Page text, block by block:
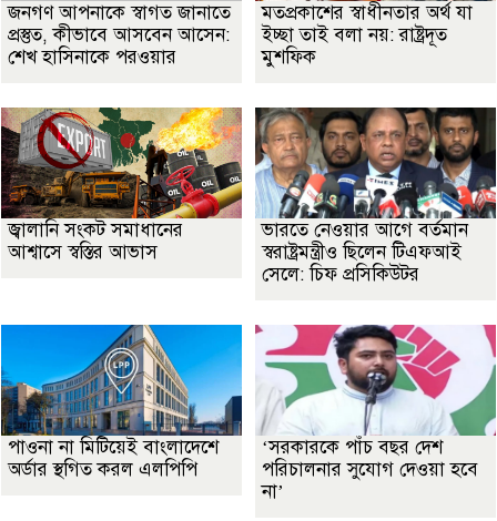
জনগণ আপনাকে স্বাগত জানাতে
প্রস্তুত, কীভাবে আসবেন আসেন:
শেখ হাসিনাকে পরওয়ার
মতপ্রকাশের স্বাধীনতার অর্থ যা
ইচ্ছা তাই বলা নয়: রাষ্ট্রদূত
মুশফিক
জ্বালানি সংকট সমাধানের
আশ্বাসে স্বস্তির আভাস
ভারতে নেওয়ার আগে বর্তমান
স্বরাষ্ট্রমন্ত্রীও ছিলেন টিএফআই
সেলে: চিফ প্রসিকিউটর
পাওনা না মিটিয়েই বাংলাদেশে
অর্ডার স্থগিত করল এলপিপি
‘সরকারকে পাঁচ বছর দেশ
পরিচালনার সুযোগ দেওয়া হবে
না’